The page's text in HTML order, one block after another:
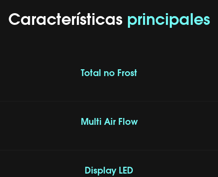
Características principales
Total no Frost
Multi Air Flow
Display LED